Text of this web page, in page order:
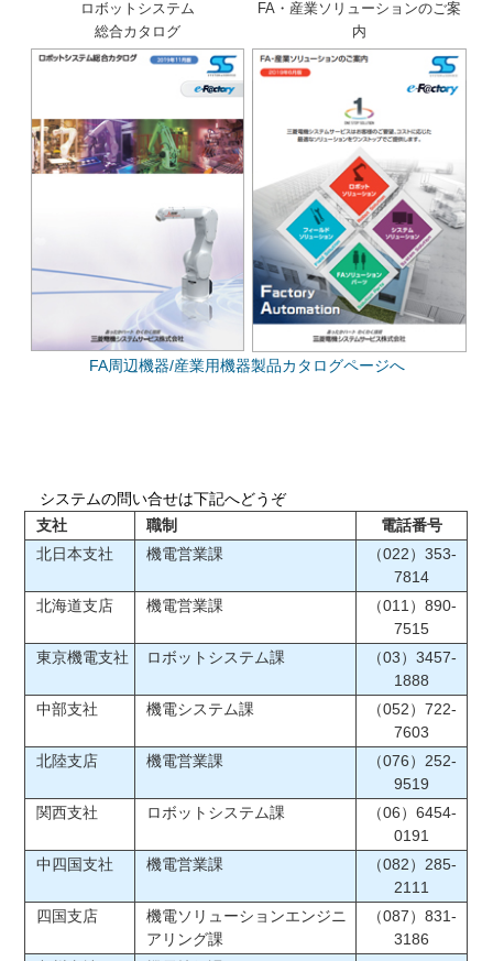
ロボットシステム
総合カタログ
FA・産業ソリューションのご案
内
FA周辺機器/産業用機器製品カタログページへ
システムの問い合せは下記へどうぞ
支社
職制
電話番号
北日本支社
機電営業課
（022）353-
7814
北海道支店
機電営業課
（011）890-
7515
東京機電支社
ロボットシステム課
（03）3457-
1888
中部支社
機電システム課
（052）722-
7603
北陸支店
機電営業課
（076）252-
9519
関西支社
ロボットシステム課
（06）6454-
0191
中四国支社
機電営業課
（082）285-
2111
四国支店
機電ソリューションエンジニ
アリング課
（087）831-
3186